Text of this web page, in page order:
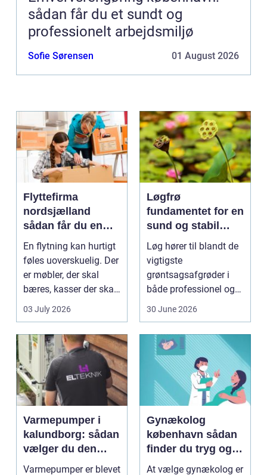
sådan får du et sundt og
professionelt arbejdsmiljø
Sofie Sørensen 01 August 2026
Flyttefirma
nordsjælland
sådan får du en
tryg og effektiv
flytning
En flytning kan hurtigt
føles uoverskuelig. Der
er møbler, der skal
bæres, kasser der skal
pakkes, o...
03 July 2026
Løgfrø
fundamentet for en
sund og stabil
løgavl
Løg hører til blandt de
vigtigste
grøntsagsafgrøder i
både professionel og
hobbybaseret
30 June 2026
Varmepumper i
kalundborg: sådan
vælger du den
rigtige løsning
Varmepumper er blevet
Gynækolog
københavn sådan
finder du tryg og
professionel hjælp
At vælge gynækolog er